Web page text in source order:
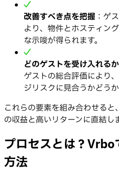
改善すべき点を把握 ：ゲ
より、物件とホスティン
な示唆が得られます。
どのゲストを受け入れる
ゲストの総合評価により
ジリスクに見合うかどう
これらの要素を組み合わせる
の収益と高いリターンに直結し
プロセスとは？Vrbo
方法